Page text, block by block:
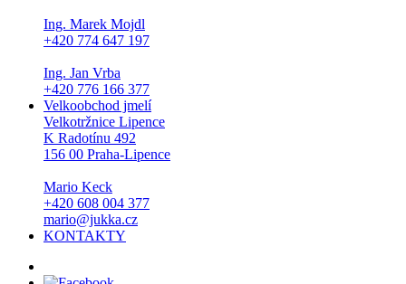
Ing. Marek Mojdl
+420 774 647 197
Ing. Jan Vrba
+420 776 166 377
Velkoobchod jmelí
Velkotržnice Lipence
K Radotínu 492
156 00 Praha-Lipence
Mario Keck
+420 608 004 377
mario@jukka.cz
KONTAKTY